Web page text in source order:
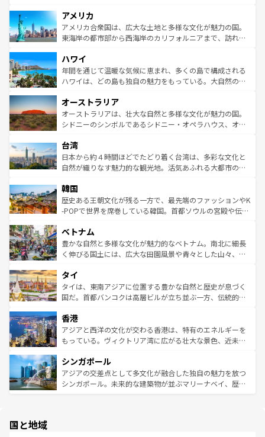
ンツ一覧を参照してほしい。
の建物がそのまま残る町や、スイスならではのユニークな
博物館もあり、アルプス観光だけでなく町歩きも満喫する
ことができる。国民の所得が高いため物価も高いが、旅行
ば市内交通費無料で観光を楽しむこともできる。 なお、新
着のスイス情報はコンテンツ一覧 を参照してほしい。
アメリカ
アメリカ合衆国は、広大な土地と多様な文化が魅力の国。
東海岸の都市部から西海岸のカリフォルニアまで、訪れる
のような巨大都市は、観光、ショッピング、エンターテイ
ンメントが詰まった刺激的なスポットだ。一方、アメリカ
西部には大自然が広がり、グランドキャニオンやイエロー
部のニューオーリンズでは、音楽と美食が融合した独特の
文化が魅力。旅行者はアメリカの各地域で異なる魅力を楽
しみながら、その多様性と豊かな歴史を感じることができ
ならではの贅沢な旅のスタイルだ。 なお、新着のアメリカ
情報はコンテンツ一覧を参照してほしい。
ハワイ
年間を通じて温暖な気候に恵まれ、多くの島で構成される
ハワイは、どの島も独自の魅力をもっている。大自然の神
ワイ島は見逃せない。また、定番の観光地といえばオアフ
島だが、静かな自然を求めるならマウイ島やカウアイ島が
おすすめ。エメラルドグリーンに輝く海をはじめ、豊かな
れるおもてなしの心で訪れる人々を迎えてくれるハワイの
人々、おいしいローカルフードやハワイアンミュージッ
ク、伝統的なフラダンスなど、すべてがハワイの魅力を彩
ワイを、存分に味わってほしい。 なお、新着のハワイ情報
はコンテンツ一覧を参照してほしい。
オーストラリア
オーストラリアは、壮大な自然と多様な文化が魅力の国。
シドニーのシンボルであるシドニー・オペラハウス、オー
リアリーフや大陸中央部にそびえるウルル（エアーズロッ
ク）、タスマニアの美しい原生林やケアンズの熱帯雨林な
ど、見どころがたくさん。また、カフェやワイン、オージ
いる。アクティビティも充実しており、サーフィンやダイ
ビング、ハイキングなど、アウトドア好きにはたまらな
い。オーストラリアの多彩な魅力を存分に味わいつくそ
参照してほしい。
台湾
日本から約４時間ほどでたどり着く台湾は、多彩な文化と
自然が織りなす魅力的な観光地。活気あふれる大都市の台
ン）、静ひつな山岳地帯である台湾東部など、都市の喧騒
と山間の静けさが共存しており、訪れる人に新しい発見と
驚きをもたらしてくれる。また、奥深い台湾の食文化も魅
容にもいいと評判のスイーツなど、バラエティ豊かな料理
が味わえる。 なお、新着の台湾情報は コンテンツ一覧を参
照してほしい。
韓国
歴史ある王朝文化が残る一方で、最先端のファッションやK
-POPで世界を席巻している韓国。首都ソウルの宮殿や伝統
き、地方に足を延ばせば四季折々の自然美を楽しむことが
できる。そして、キムチや焼肉、絶品のストリートフード
まで、さまざまな韓国料理が待っている。夜には、韓国な
リティに包まれながら、韓国の多彩な魅力を心ゆくまで味
わってみてほしい。 なお、新着の韓国情報はコンテンツ一
覧を参照してほしい。
ベトナム
豊かな自然と多様な文化が魅力的なベトナム。南北に細長
く伸びる国土には、広大な田園風景や青々とした山々、世
急速な発展と共に伝統が息づく。ハノイの古い町並みやホ
ーチミン市のフランス統治時代の建物も、独特の雰囲気を
醸し出している。また、バラエティの豊かさとおいしさで
とつ。フォーやバインミー、ベトナムコーヒーなどは、ぜ
ひ現地で味わいたい。どの地域を訪れてもあたたかい人々
が旅行者を迎えてくれるので、きっと忘れられない旅にな
参照してほしい。
タイ
タイは、東南アジアに位置する豊かな自然と歴史が息づく
国だ。首都バンコクは高層ビルが立ち並ぶ一方、伝統的な
の活気が交差している。北部ではチェンマイなどの山岳地
帯で自然と触れ合い、南部ではプーケットやクラビの美し
いビーチでリゾート気分を楽しむことができる。タイ料理
激する。気候は一年中温暖で、どの季節にも異なる楽しみ
が待っている。親しみやすいタイの人々、仏教を中心とし
た文化、そして多様な観光資源が、訪れる旅人を魅了し続
香港
アジアと西洋の文化が交わる香港は、特有のエネルギーを
もっている。ヴィクトリア湾に広がる壮大な景色、近未来
み、どこを訪れても感動するはず。観光スポットが密集し
ており、効率よく見どころを回れるのも魅力。息をのむよ
うな絶景から文化的な体験まで、香港を存分に楽しみ尽く
シンガポール
アジアの交差点として多文化が融合した独自の魅力を放つ
シンガポール。未来的な建築物が並ぶマリーナベイ、歴史
国と地域